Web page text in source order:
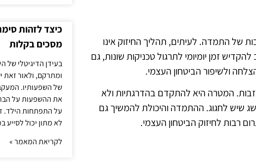
של התמדה. לעיתים, תהליך החיזוק אינו
זמן יומיומי לתרגול טכניקות שונות, גם
ולשיפור הביטחון העצמי.
המטרה היא להתקדם בהדרגתיות ולא
שיש לחגוג. ההתמדה והיכולת להמשיך גם
רבות לחיזוק הביטחון העצמי.
כיצד לזהות
מסכים בקלות
בעידן הדיגיטלי של
ומתרקם, ולאור זאת
של השפעותיו.
את ההשפעות על
על התפתחות הילד.
לא מתון יכול לסייע
לקריאת המאמר »